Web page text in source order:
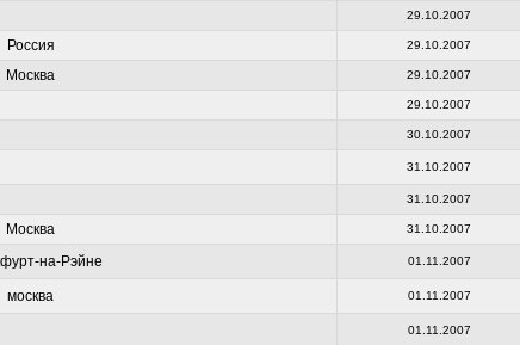
29.10.2007
Россия 29.10.2007
Москва 29.10.2007
29.10.2007
30.10.2007
31.10.2007
31.10.2007
Москва 31.10.2007
на-Рэйне 01.11.2007
москва 01.11.2007
01.11.2007